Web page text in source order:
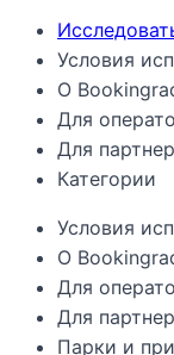
Условия
О
Для
Для
Категории
Условия
О
Для
Для
Парки и